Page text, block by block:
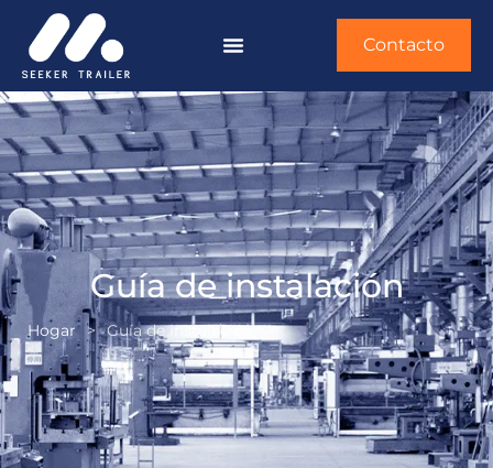
Contacto
Guía de instalación
Hogar > Guía de instalación